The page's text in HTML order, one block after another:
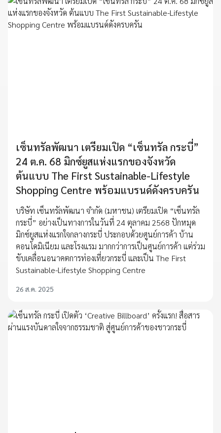
เซ็นทรัลพัฒนา เตรียมเปิด “เซ็นทรัล กระบี่”
24 ต.ค. 68 มิกซ์ยูสแห่งแรกของจังหวัด
ต้นแบบ The First Sustainable-Lifestyle
Shopping Centre พร้อมแบรนด์ดังครบครัน
บริษัท เซ็นทรัลพัฒนา จำกัด (มหาชน) เตรียมเปิด “เซ็นทรัล
กระบี่” อย่างเป็นทางการในวันที่ 24 ตุลาคม 2568 ปักหมุด
มิกซ์ยูสแห่งแรกใจกลางกระบี่ ประกอบด้วยศูนย์การค้า บ้าน
คอนโดมิเนียม และโรงแรม มากกว่าการเป็นศูนย์การค้า แต่ร่วม
ขับเคลื่อนอนาคตการท่องเที่ยวกระบี่ และเป็น The First
Sustainable-Lifestyle Shopping Centre
26 ส.ค. 2025